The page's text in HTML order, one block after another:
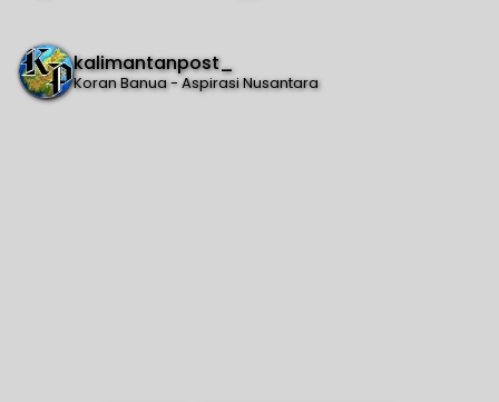
kalimantanpost_
Koran Banua - Aspirasi Nusantara